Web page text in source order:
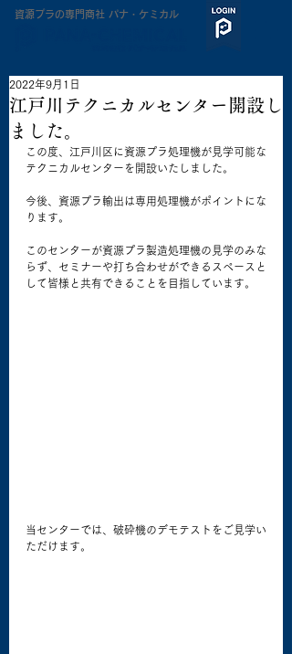
​資源プラの専門商社 パナ・ケミカル
江戸川テクニカルセンター開設し
ました。
2022年9月1日
この度、江戸川区に資源プラ処理機が見学可能な
テクニカルセンターを開設いたしました。
今後、資源プラ輸出は専用処理機がポイントにな
ります。
このセンターが資源プラ製造処理機の見学のみな
らず、セミナーや打ち合わせができるスペースと
して皆様と共有できることを目指しています。
当センターでは、破砕機のデモテストをご見学い
ただけます。